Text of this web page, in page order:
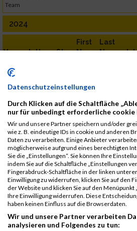
Team
2024
VeranstaltungStnr
First
Name
Last
Name
GRAWE
Grazathlon
2024
GRAWE
Grazathlon
2024
Athlon Mixed
Team
1362 Lena Groller
2023
VeranstaltungStnr
First
Name
Last
Name
Grazathlon
2023
4259 Lena Gröller
Datenschutzeinstellungen
Durch Klicken auf die Schaltfläche
nur für unbedingt erforderliche cookie
Wir und unsere Partner speichern und/oder
wie z. B. eindeutige IDs in cookie und anderen
Daten zu verarbeiten. Einige Anbieter
möglicherweise aufgrund eines berechtigten
Sie die „Einstellungen“. Sie können Ihre
indem Sie auf die Schaltfläche „Einstellungen
Fingerabdruck-Schaltfläche in der linken
Einwilligung zu widerrufen, klicken Sie auf den
der Website und klicken Sie auf den Menüpunkt
Ihre Einwilligung widerrufen. Diese
haben keinen Einfluss auf die Browserdaten.
Wir und unsere Partner verarbeiten
analysieren und Folgendes zu tun: